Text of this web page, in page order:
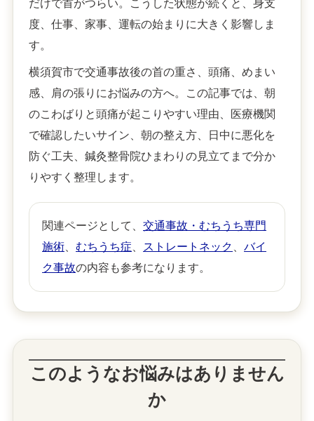
だけで首がつらい。こうした状態が続くと、身支
度、仕事、家事、運転の始まりに大きく影響しま
す。
横須賀市で交通事故後の首の重さ、頭痛、めまい
感、肩の張りにお悩みの方へ。この記事では、朝
のこわばりと頭痛が起こりやすい理由、医療機関
で確認したいサイン、朝の整え方、日中に悪化を
防ぐ工夫、鍼灸整骨院ひまわりの見立てまで分か
りやすく整理します。
関連ページとして、 交通事故・むちうち専門
施術
むちうち症 ストレートネック
バイ
ク事故の内容も参考になります。
このようなお悩みはありません
か